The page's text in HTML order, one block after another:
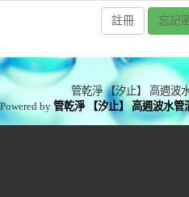
註冊 忘記
管乾淨 【汐止】 高週波
Powered by管乾淨 【汐止】 高週波水管